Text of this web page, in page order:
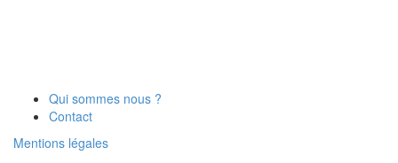
Qui sommes nous ?
Contact
Mentions légales